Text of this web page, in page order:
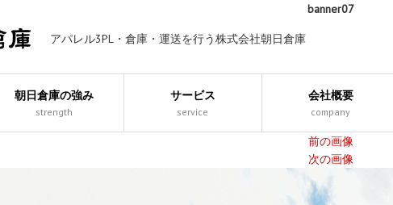
アパレル3PL・倉庫・運送を行う株式会社朝日倉庫
朝日倉庫の強み
strength
サービス
service
会社概要
company
前の画像
次の画像
banner07